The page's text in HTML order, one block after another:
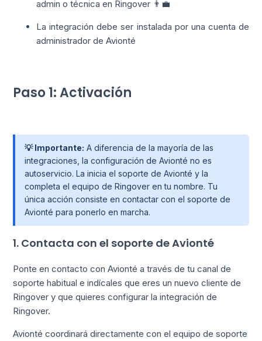
admin o técnica en Ringover 👨‍💼
La integración debe ser instalada por una cuenta de
administrador de Avionté
Paso 1: Activación
💡 Importante: A diferencia de la mayoría de las
integraciones, la configuración de Avionté no es
autoservicio. La inicia el soporte de Avionté y la
completa el equipo de Ringover en tu nombre. Tu
única acción consiste en contactar con el soporte de
Avionté para ponerlo en marcha.
1. Contacta con el soporte de Avionté
Ponte en contacto con Avionté a través de tu canal de
soporte habitual e indícales que eres un nuevo cliente de
Ringover y que quieres configurar la integración de
Ringover.
Avionté coordinará directamente con el equipo de soporte